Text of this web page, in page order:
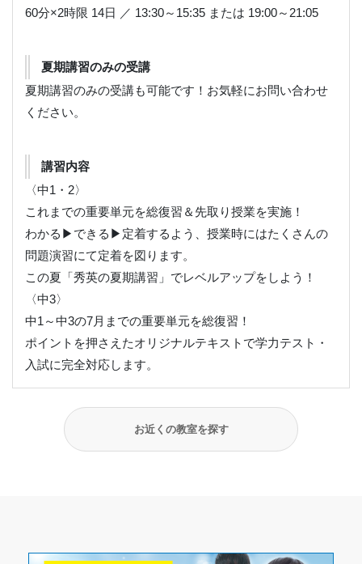
60分×2時限 14日 ／ 13:30～15:35 または 19:00～21:05
夏期講習のみの受講
夏期講習のみの受講も可能です！お気軽にお問い合わせ
ください。
講習内容
〈中1・2〉
これまでの重要単元を総復習＆先取り授業を実施！
わかる▶できる▶定着するよう、授業時にはたくさんの
問題演習にて定着を図ります。
この夏「秀英の夏期講習」でレベルアップをしよう！
〈中3〉
中1～中3の7月までの重要単元を総復習！
ポイントを押さえたオリジナルテキストで学力テスト・
入試に完全対応します。
お近くの教室を探す